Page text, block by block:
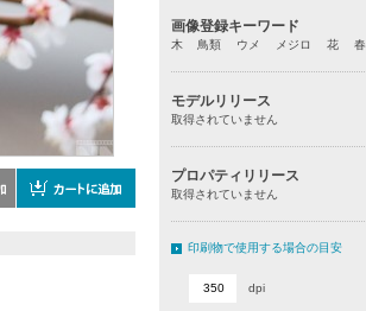
画像登録キーワード
木 鳥類 ウメ メジロ 花 春
モデルリリース
取得されていません
プロパティリリース
取得されていません
印刷物で使用する場合の目安
dpi